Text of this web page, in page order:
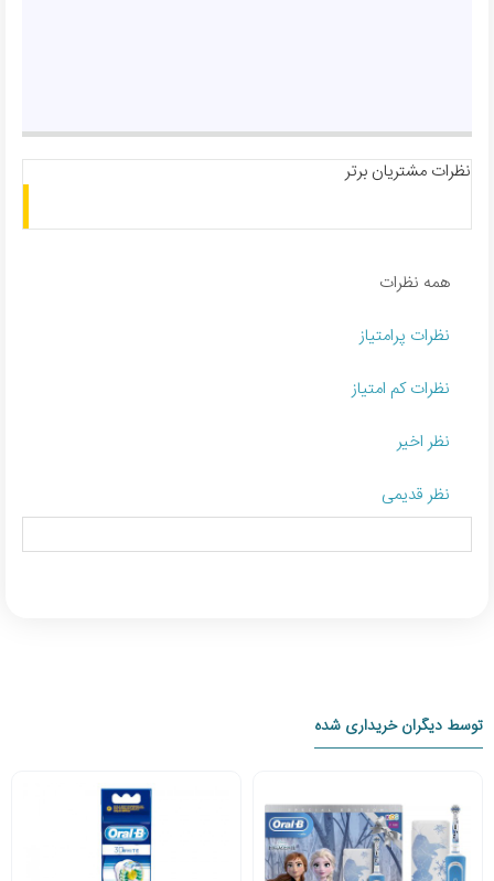
نظرات مشتریان برتر
همه نظرات
نظرات پرامتیاز
نظرات کم امتیاز
نظر اخیر
نظر قدیمی
توسط دیگران خریداری شده